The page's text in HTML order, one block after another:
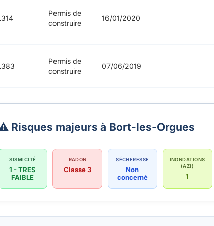
Permis de
construire
16/01/2020
Permis de
construire
07/06/2019
Risques majeurs à Bort-les-Orgues
SISMICITÉ
1 - TRES
FAIBLE
RADON
Classe 3
SÉCHERESSE
Non
concerné
INONDATIONS
(AZI)
1